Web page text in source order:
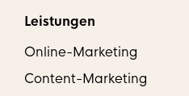
Leistungen
Online-Marketing
Content-Marketing